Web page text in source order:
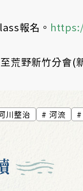
報名。
荒野新竹分會(
川整治 河流